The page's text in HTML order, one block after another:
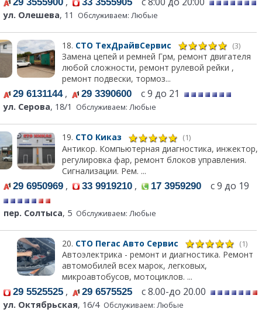
ул. Олешева, 11 Обслуживаем: Любые
18. СТО ТехДрайвСервис (3)
Замена цепей и ремней Грм, ремонт двигателя
любой сложности, ремонт рулевой рейки ,
ремонт подвески, тормоз...
29 6131144, 29 3390600 с 9 до 21
ул. Серова, 18/1 Обслуживаем: Любые
19. СТО Киказ (1)
Антикор. Компьютерная диагностика, инжектор,
регулировка фар, ремонт блоков управления.
Сигнализации. Рем. ...
29 6950969 , 33 9919210 , 17 3959290 с 9 до 19
пер. Солтыса, 5 Обслуживаем: Любые
20. СТО Пегас Авто Сервис (1)
Автоэлектрика - ремонт и диагностика. Ремонт
автомобилей всех марок, легковых,
микроавтобусов, мотоциклов. ...
29 5525525 , 29 6575525 с 8.00-до 20.00
ул. Октябрьская, 16/4 Обслуживаем: Любые